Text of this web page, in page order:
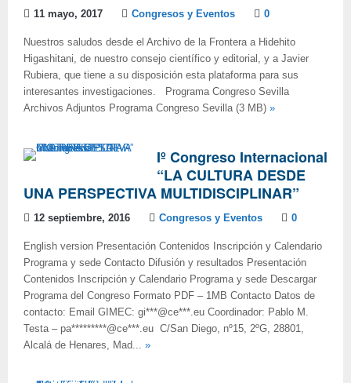
11 mayo, 2017 Congresos y Eventos 0
Nuestros saludos desde el Archivo de la Frontera a Hidehito
Higashitani, de nuestro consejo científico y editorial, y a Javier
Rubiera, que tiene a su disposición esta plataforma para sus
interesantes investigaciones. Programa Congreso Sevilla
Archivos Adjuntos Programa Congreso Sevilla (3 MB) »
Iº Congreso Internacional
“LA CULTURA DESDE
UNA PERSPECTIVA MULTIDISCIPLINAR”
12 septiembre, 2016 Congresos y Eventos 0
English version Presentación Contenidos Inscripción y Calendario
Programa y sede Contacto Difusión y resultados Presentación
Contenidos Inscripción y Calendario Programa y sede Descargar
Programa del Congreso Formato PDF – 1MB Contacto Datos de
contacto: Email GIMEC: gi***@ce***.eu Coordinador: Pablo M.
Testa – pa*********@ce***.eu C/San Diego, nº15, 2ºG, 28801,
Alcalá de Henares, Mad... »